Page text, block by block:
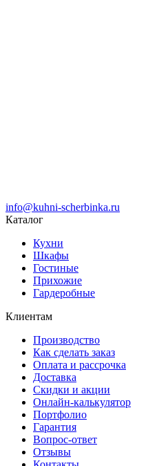
info@kuhni-scherbinka.ru
Каталог
Кухни
Шкафы
Гостиные
Прихожие
Гардеробные
Клиентам
Производство
Как сделать заказ
Оплата и рассрочка
Доставка
Скидки и акции
Онлайн-калькулятор
Портфолио
Гарантия
Вопрос-ответ
Отзывы